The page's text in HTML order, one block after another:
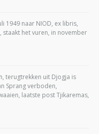
1949 naar NIOD, ex libris,
het vuren, in november
terugtrekken uit Djogja is
Sprang verboden,
laatste post Tjikaremas,